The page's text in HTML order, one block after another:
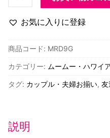
ハ
ワ
ン
ノ
ー
ブ
お気に入りに登録
商品コード: MRD9G
カテゴリー: ムームー・ハワイ
タグ: カップル・夫婦お揃い, 友
説明